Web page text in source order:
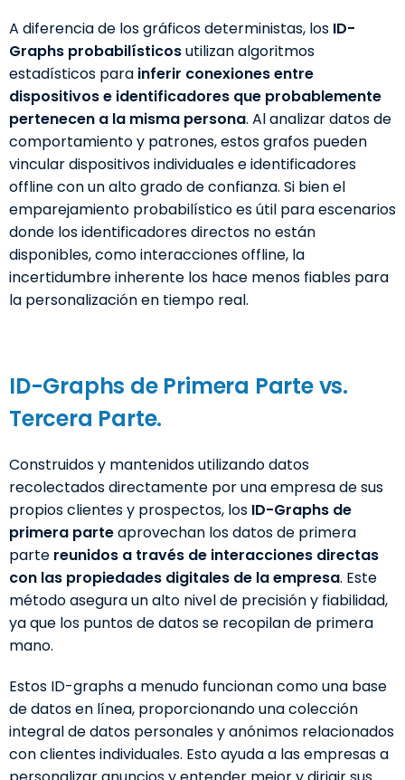
A diferencia de los gráficos deterministas, los ID-
Graphs probabilísticosutilizan algoritmos
estadísticos para inferir conexiones entre
dispositivos e identificadores que probablemente
pertenecen a la misma persona. Al analizar datos de
comportamiento y patrones, estos grafos pueden
vincular dispositivos individuales e identificadores
offline con un alto grado de confianza. Si bien el
emparejamiento probabilístico es útil para escenarios
donde los identificadores directos no están
disponibles, como interacciones offline, la
incertidumbre inherente los hace menos fiables para
la personalización en tiempo real.
ID-Graphs de Primera Parte vs.
Tercera Parte.
Construidos y mantenidos utilizando datos
recolectados directamente por una empresa de sus
propios clientes y prospectos, los ID-Graphs de
primera parteaprovechan los datos de primera
parte reunidos a través de interacciones directas
con las propiedades digitales de la empresa. Este
método asegura un alto nivel de precisión y fiabilidad,
ya que los puntos de datos se recopilan de primera
mano.
Estos ID-graphs a menudo funcionan como una base
de datos en línea, proporcionando una colección
integral de datos personales y anónimos relacionados
con clientes individuales. Esto ayuda a las empresas a